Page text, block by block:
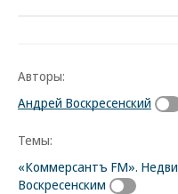
Авторы:
Андрей Воскресенский
Темы:
«Коммерсантъ FM».
Воскресенским